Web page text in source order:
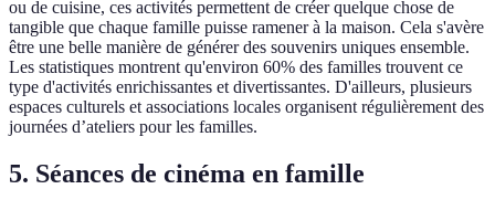
ou de cuisine, ces activités permettent de créer quelque chose de
tangible que chaque famille puisse ramener à la maison. Cela s'avère
être une belle manière de générer des souvenirs uniques ensemble.
Les statistiques montrent qu'environ 60% des familles trouvent ce
type d'activités enrichissantes et divertissantes. D'ailleurs, plusieurs
espaces culturels et associations locales organisent régulièrement des
journées d’ateliers pour les familles.
5. Séances de cinéma en famille